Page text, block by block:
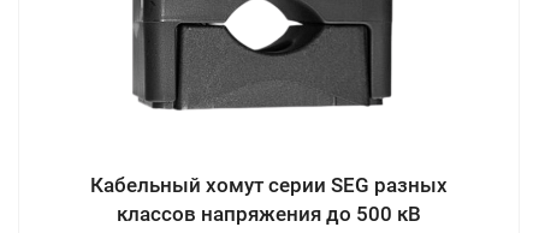
Кабельный хомут серии SEG разных
классов напряжения до 500 кВ